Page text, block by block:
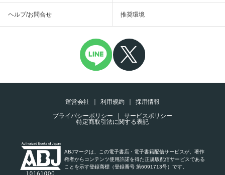
ヘルプ/お問合せ 推奨環境
運営会社 利用規約
採用情報
プライバシーポリシー
サービスポリシー
特定商取引法に関する表記
ABJマークは、この電子書店・電子書籍配信サービスが、著作
権者からコンテンツ使用許諾を得た正規版配信サービスである
ことを示す登録商標（登録番号 第6091713号）です。